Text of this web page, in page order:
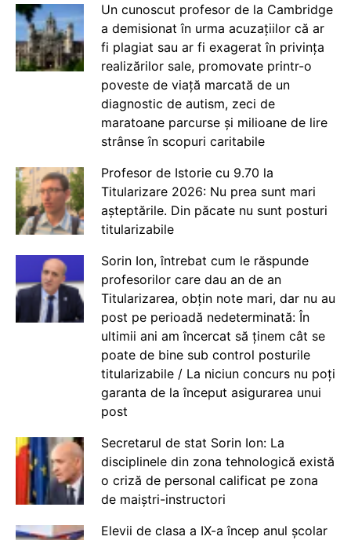
Un cunoscut profesor de la Cambridge
a demisionat în urma acuzațiilor că ar
fi plagiat sau ar fi exagerat în privința
realizărilor sale, promovate printr-o
poveste de viață marcată de un
diagnostic de autism, zeci de
maratoane parcurse și milioane de lire
strânse în scopuri caritabile
Profesor de Istorie cu 9.70 la
Titularizare 2026: Nu prea sunt mari
așteptările. Din păcate nu sunt posturi
titularizabile
Sorin Ion, întrebat cum le răspunde
profesorilor care dau an de an
Titularizarea, obțin note mari, dar nu au
post pe perioadă nedeterminată: În
ultimii ani am încercat să ținem cât se
poate de bine sub control posturile
titularizabile / La niciun concurs nu poți
garanta de la început asigurarea unui
post
Secretarul de stat Sorin Ion: La
disciplinele din zona tehnologică există
o criză de personal calificat pe zona
de maiștri-instructori
Elevii de clasa a IX-a încep anul școlar